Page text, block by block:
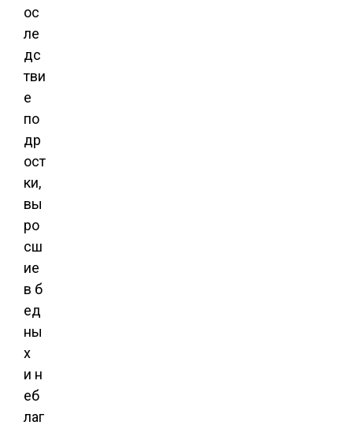
ос
ле
дс
тви
е
по
др
ост
ки,
вы
ро
сш
ие
в б
ед
ны
х
и н
еб
лаг